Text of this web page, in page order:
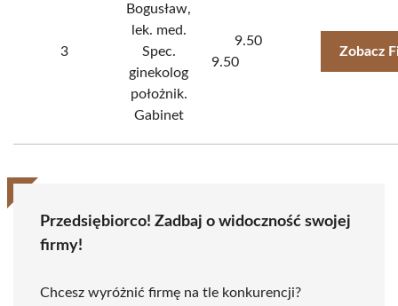
3
Bogusław,
lek. med.
Spec.
ginekolog
położnik.
Gabinet
9.50
9.50
Zobacz
Przedsiębiorco! Zadbaj o widoczność swojej
firmy!
Chcesz wyróżnić firmę na tle konkurencji?